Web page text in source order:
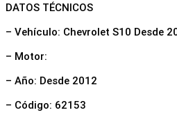
DATOS TÉCNICOS
– Vehículo: Chevrolet S10 Desde
– Motor:
– Año: Desde 2012
– Código: 62153